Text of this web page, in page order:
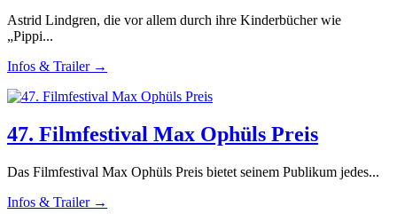
Astrid Lindgren, die vor allem durch ihre Kinderbücher wie
„Pippi...
Infos & Trailer →
47. Filmfestival Max Ophüls Preis
Das Filmfestival Max Ophüls Preis bietet seinem Publikum jedes...
Infos & Trailer →